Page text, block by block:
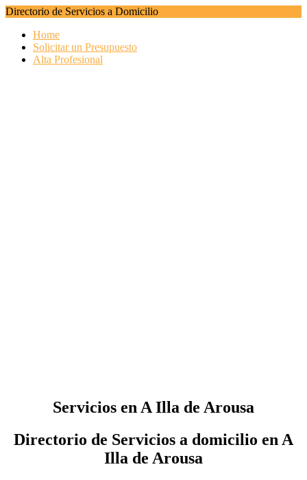
Directorio de Servicios a Domicilio
Home
Solicitar un Presupuesto
Alta Profesional
Servicios en A Illa de Arousa
Directorio de Servicios a domicilio en A
Illa de Arousa